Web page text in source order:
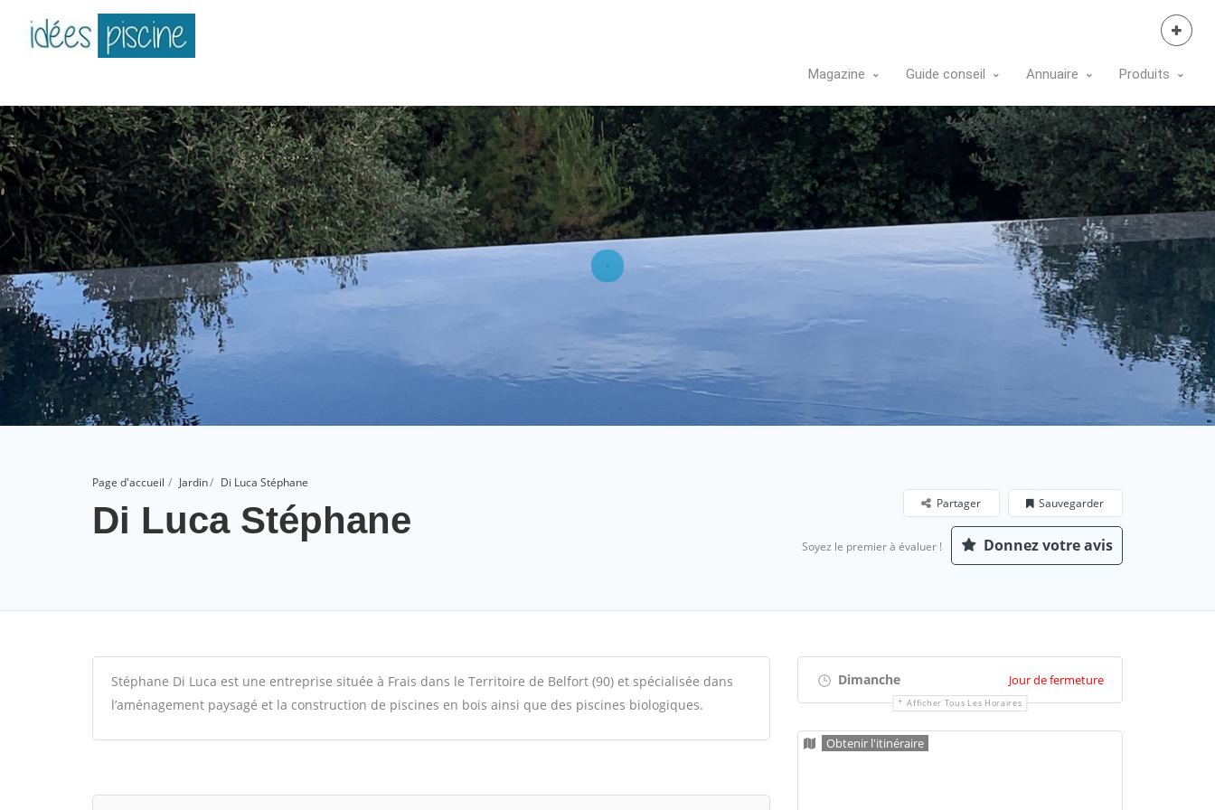
Magazine Guide conseil Annuaire Produits
Page d'accueil Jardin Di Luca Stéphane
Di Luca Stéphane Sauvegarder
Partager
Soyez le premier à évaluer ! Donnez votre avis
Stéphane Di Luca est une entreprise située à Frais dans le Territoire de Belfort (90) et spécialisée dans
l’aménagement paysagé et la construction de piscines en bois ainsi que des piscines biologiques.
Dimanche Jour de fermeture
Afficher Tous Les Horaires
Obtenir l'itinéraire